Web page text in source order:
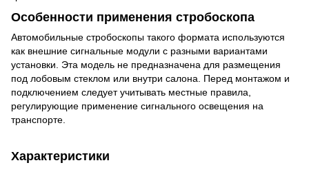
Особенности применения стробоскопа
Автомобильные стробоскопы такого формата используются
как внешние сигнальные модули с разными вариантами
установки. Эта модель не предназначена для размещения
под лобовым стеклом или внутри салона. Перед монтажом и
подключением следует учитывать местные правила,
регулирующие применение сигнального освещения на
транспорте.
Характеристики